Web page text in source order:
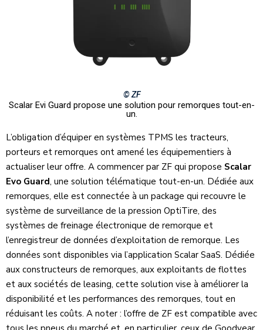
© ZF
Scalar Evi Guard propose une solution pour remorques tout-en-
un.
L’obligation d’équiper en systèmes TPMS les tracteurs,
porteurs et remorques ont amené les équipementiers à
actualiser leur offre. A commencer par ZF qui propose Scalar
Evo Guard, une solution télématique tout-en-un. Dédiée aux
remorques, elle est connectée à un package qui recouvre le
système de surveillance de la pression OptiTire, des
systèmes de freinage électronique de remorque et
l’enregistreur de données d’exploitation de remorque. Les
données sont disponibles via l’application Scalar SaaS. Dédiée
aux constructeurs de remorques, aux exploitants de flottes
et aux sociétés de leasing, cette solution vise à améliorer la
disponibilité et les performances des remorques, tout en
réduisant les coûts. A noter : l’offre de ZF est compatible avec